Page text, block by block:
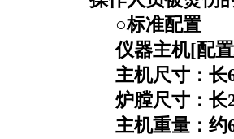
○标准配置
仪器主机[配
主机尺寸：长
炉膛尺寸：长
主机重量：约